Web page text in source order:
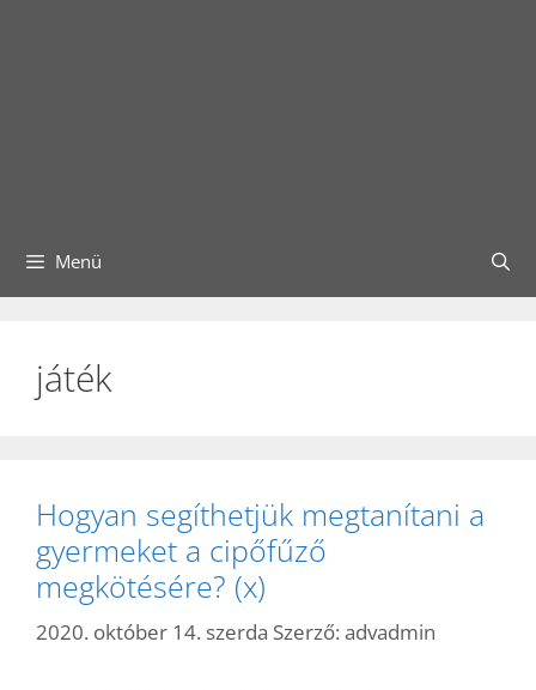
Menü
játék
Hogyan segíthetjük megtanítani a
gyermeket a cipőfűző
megkötésére? (x)
2020. október 14. szerda Szerző: advadmin